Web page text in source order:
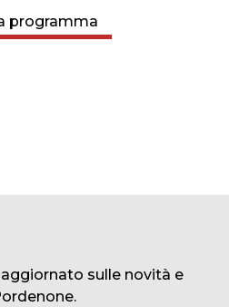
programma
sulle novità e